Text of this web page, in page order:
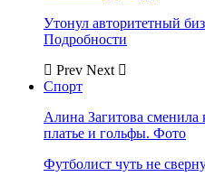
Утонул авторитетный
Подробности
Prev Next
Спорт
Алина Загитова
платье и гольфы. Фото
Футболист чуть не